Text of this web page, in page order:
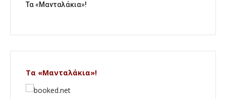
Τα «Μανταλάκια»!
Τα «Μανταλάκια»!